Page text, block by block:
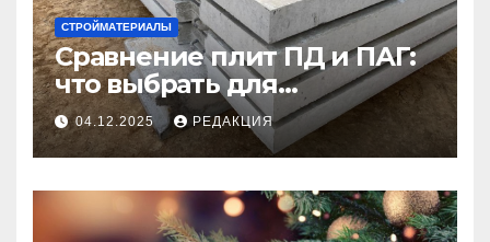
СТРОЙМАТЕРИАЛЫ
Сравнение плит ПД и ПАГ:
что выбрать для
долговечного и прочного
покрытия
04.12.2025 РЕДАКЦИЯ